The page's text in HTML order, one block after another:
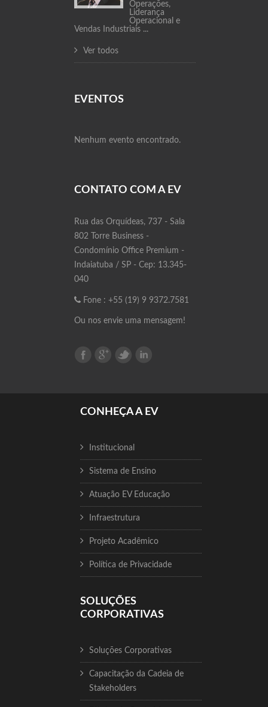
Operações,
Liderança
Operacional e
Vendas Industriais ...
Ver todos
EVENTOS
Nenhum evento encontrado.
CONTATO COM A EV
Rua das Orquídeas, 737 - Sala
802 Torre Business -
Condomínio Office Premium -
Indaiatuba / SP - Cep: 13.345-
040
Fone : +55 (19) 9 9372.7581
Ou nos envie uma mensagem!
CONHEÇA A EV
Institucional
Sistema de Ensino
Atuação EV Educação
Infraestrutura
Projeto Acadêmico
Política de Privacidade
SOLUÇÕES
CORPORATIVAS
Soluções Corporativas
Capacitação da Cadeia de
Stakeholders